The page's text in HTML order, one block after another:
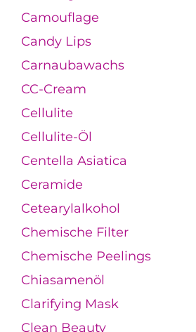
Camouflage
Candy Lips
Carnaubawachs
CC-Cream
Cellulite
Cellulite-Öl
Centella Asiatica
Ceramide
Cetearylalkohol
Chemische Filter
Chemische Peelings
Chiasamenöl
Clarifying Mask
Clean Beauty